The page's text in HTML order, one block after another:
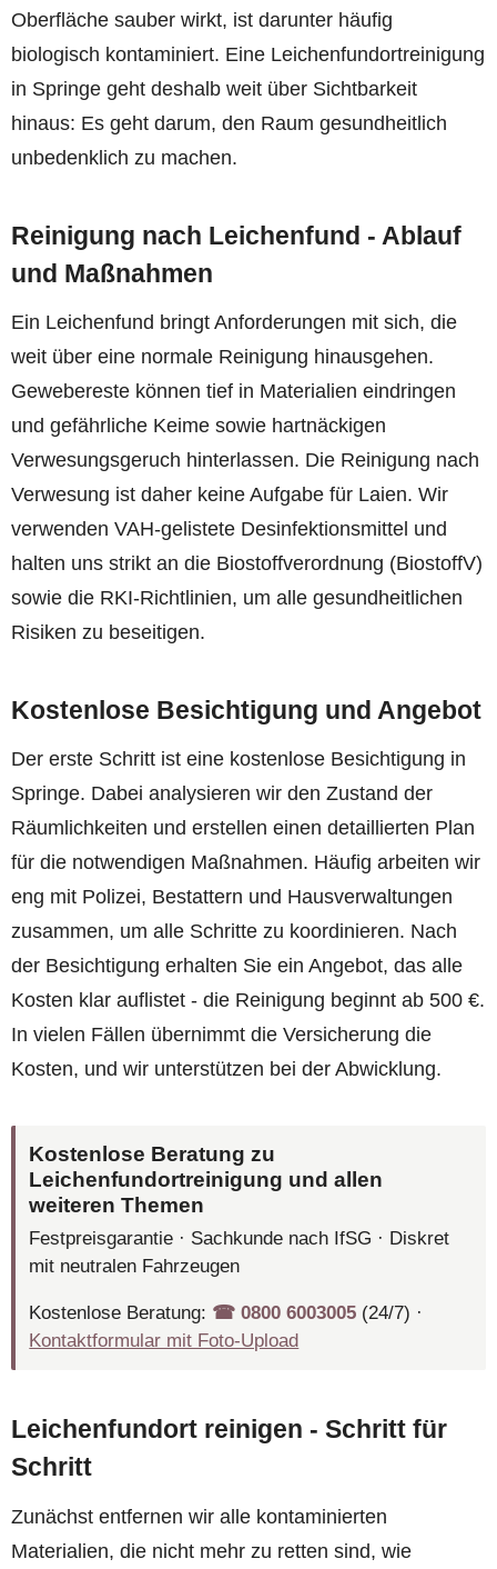
Oberfläche sauber wirkt, ist darunter häufig
biologisch kontaminiert. Eine Leichenfundortreinigung
in Springe geht deshalb weit über Sichtbarkeit
hinaus: Es geht darum, den Raum gesundheitlich
unbedenklich zu machen.
Reinigung nach Leichenfund - Ablauf
und Maßnahmen
Ein Leichenfund bringt Anforderungen mit sich, die
weit über eine normale Reinigung hinausgehen.
Gewebereste können tief in Materialien eindringen
und gefährliche Keime sowie hartnäckigen
Verwesungsgeruch hinterlassen. Die Reinigung nach
Verwesung ist daher keine Aufgabe für Laien. Wir
verwenden VAH-gelistete Desinfektionsmittel und
halten uns strikt an die Biostoffverordnung (BiostoffV)
sowie die RKI-Richtlinien, um alle gesundheitlichen
Risiken zu beseitigen.
Kostenlose Besichtigung und Angebot
Der erste Schritt ist eine kostenlose Besichtigung in
Springe. Dabei analysieren wir den Zustand der
Räumlichkeiten und erstellen einen detaillierten Plan
für die notwendigen Maßnahmen. Häufig arbeiten wir
eng mit Polizei, Bestattern und Hausverwaltungen
zusammen, um alle Schritte zu koordinieren. Nach
der Besichtigung erhalten Sie ein Angebot, das alle
Kosten klar auflistet - die Reinigung beginnt ab 500 €.
In vielen Fällen übernimmt die Versicherung die
Kosten, und wir unterstützen bei der Abwicklung.
Kostenlose Beratung zu
Leichenfundortreinigung und allen
weiteren Themen
Festpreisgarantie · Sachkunde nach IfSG · Diskret
mit neutralen Fahrzeugen
Kostenlose Beratung: ☎︎ 0800 6003005 (24/7) ·
Kontaktformular mit Foto-Upload
Leichenfundort reinigen - Schritt für
Schritt
Zunächst entfernen wir alle kontaminierten
Materialien, die nicht mehr zu retten sind, wie